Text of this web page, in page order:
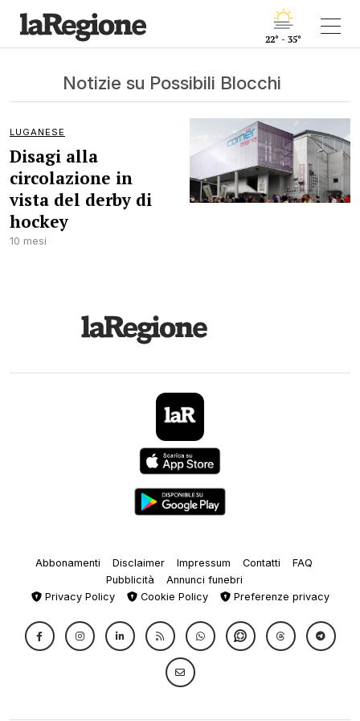
22° - 35°
Notizie su Possibili Blocchi
LUGANESE
Disagi alla
circolazione in
vista del derby di
hockey
10 mesi
Abbonamenti Disclaimer Impressum Contatti
FAQ
Pubblicità
Annunci funebri
Privacy Policy
Cookie Policy Preferenze privacy